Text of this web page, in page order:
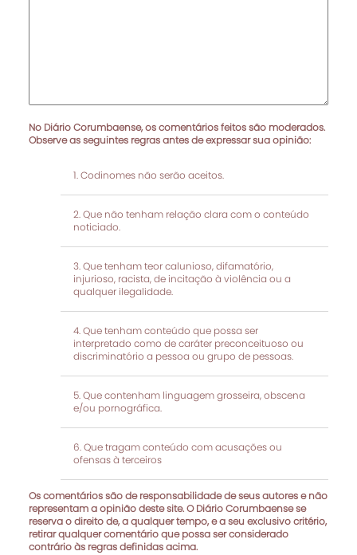
No Diário Corumbaense, os comentários feitos são moderados.
Observe as seguintes regras antes de expressar sua opinião:
Codinomes não serão aceitos.
Que não tenham relação clara com o conteúdo
noticiado.
Que tenham teor calunioso, difamatório,
injurioso, racista, de incitação à violência ou a
qualquer ilegalidade.
Que tenham conteúdo que possa ser
interpretado como de caráter preconceituoso ou
discriminatório a pessoa ou grupo de pessoas.
Que contenham linguagem grosseira, obscena
e/ou pornográfica.
Que tragam conteúdo com acusações ou
ofensas à terceiros
Os comentários são de responsabilidade de seus autores e não
representam a opinião deste site. O Diário Corumbaense se
reserva o direito de, a qualquer tempo, e a seu exclusivo critério,
retirar qualquer comentário que possa ser considerado
contrário às regras definidas acima.